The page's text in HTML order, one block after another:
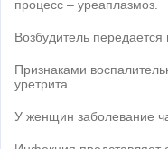
процесс – уреаплазмоз.
Возбудитель передается
Признаками
уретрита.
У женщин заболевание